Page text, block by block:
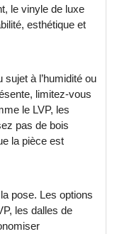
le vinyle de luxe
esthétique et
à l’humidité ou
limitez-vous
le LVP, les
pas de bois
la pièce est
pose. Les options
les dalles de